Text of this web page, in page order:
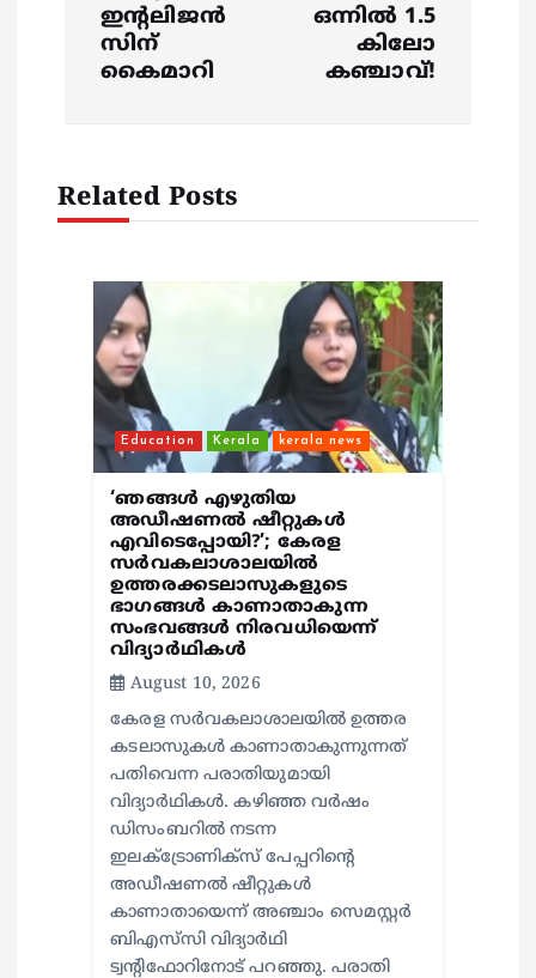
g
ഇൻ്റലിജൻ
സിന്
കൈമാറി
ഒന്നിൽ 1.5
കിലോ
കഞ്ചാവ്!
Related Posts
Education Kerala kerala news
‘ഞങ്ങള്‍ എഴുതിയ
അഡീഷണല്‍ ഷീറ്റുകള്‍
എവിടെപ്പോയി?’; കേരള
സര്‍വകലാശാലയില്‍
ഉത്തരക്കടലാസുകളുടെ
ഭാഗങ്ങള്‍ കാണാതാകുന്ന
സംഭവങ്ങള്‍ നിരവധിയെന്ന്
വിദ്യാര്‍ഥികള്‍
August 10, 2026
കേരള സര്‍വകലാശാലയില്‍ ഉത്തര
കടലാസുകള്‍ കാണാതാകുന്നുന്നത്
പതിവെന്ന പരാതിയുമായി
വിദ്യാര്‍ഥികള്‍. കഴിഞ്ഞ വര്‍ഷം
ഡിസംബറില്‍ നടന്ന
ഇലക്ട്രോണിക്‌സ് പേപ്പറിന്റെ
അഡീഷണല്‍ ഷീറ്റുകള്‍
കാണാതായെന്ന് അഞ്ചാം സെമസ്റ്റര്‍
ബിഎസ്‌സി വിദ്യാര്‍ഥി
ട്വന്റിഫോറിനോട് പറഞ്ഞു. പരാതി